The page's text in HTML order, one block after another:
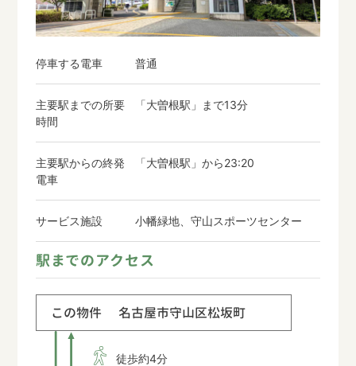
停車する電車 普通
主要駅までの所要
時間
「大曽根駅」まで13分
主要駅からの終発
電車
「大曽根駅」から23:20
サービス施設 小幡緑地、守山スポーツセンター
駅までのアクセス
この物件 名古屋市守山区松坂町
徒歩約4分